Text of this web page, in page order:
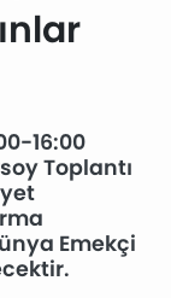
16:00
Toplantı
Emekçi